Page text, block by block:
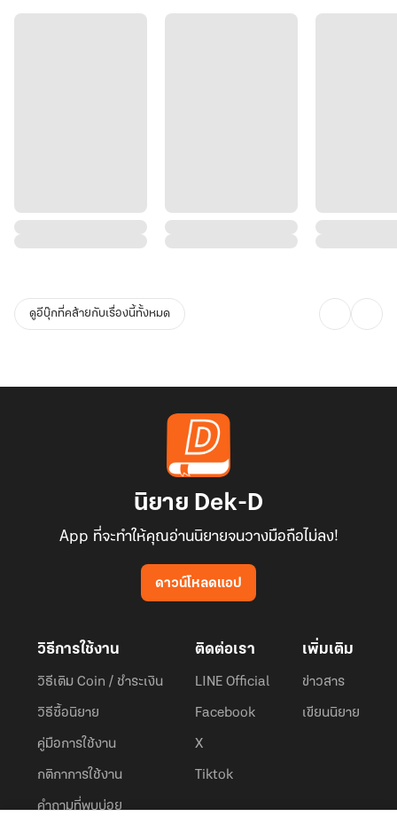
ดูอีบุ๊กที่คล้ายกับเรื่องนี้ทั้งหมด
นิยาย Dek-D
App ที่จะทำให้คุณอ่านนิยายจนวางมือถือไม่ลง!
ดาวน์โหลดแอป
วิธีการใช้งาน
วิธีเติม Coin / ชำระเงิน
วิธีซื้อนิยาย
คู่มือการใช้งาน
กติกาการใช้งาน
คำถามที่พบบ่อย
ติดต่อเรา
LINE Official
Facebook
X
Tiktok
เพิ่มเติม
ข่าวสาร
เขียนนิยาย